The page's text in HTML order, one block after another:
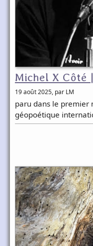
Michel X Côté
19 août 2025, par LM
paru dans le premier
géopoétique